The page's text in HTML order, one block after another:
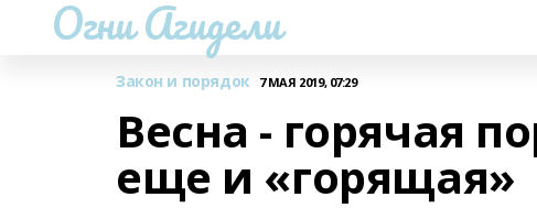
Огни Агидели
Закон и порядок 7 МАЯ 2019, 07:29
Весна - горячая
еще и «горящая»